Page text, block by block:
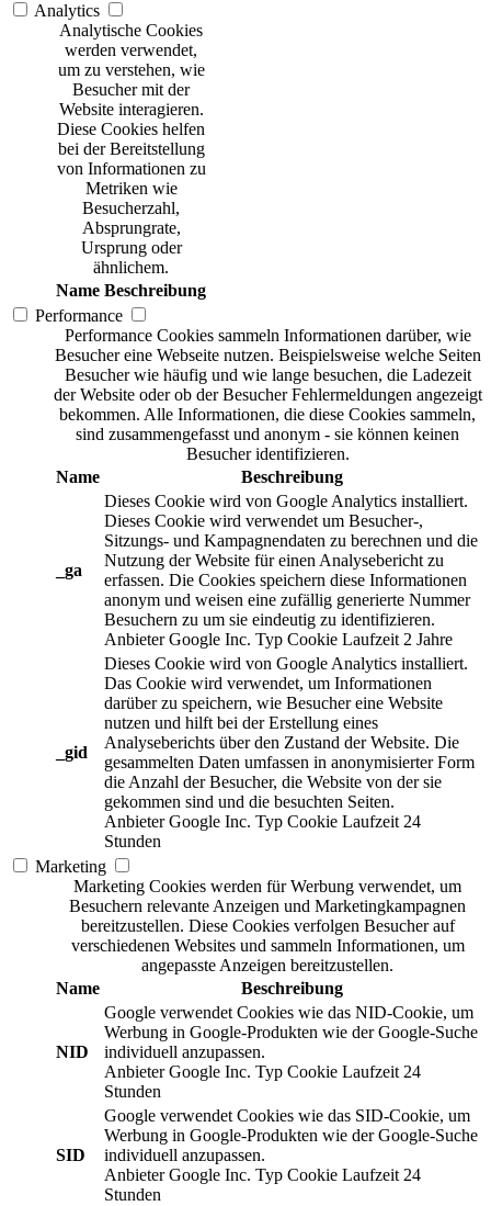
Analytics
Analytische Cookies
werden verwendet,
um zu verstehen, wie
Besucher mit der
Website interagieren.
Diese Cookies helfen
bei der Bereitstellung
von Informationen zu
Metriken wie
Besucherzahl,
Absprungrate,
Ursprung oder
ähnlichem.
Name Beschreibung
Performance
Performance Cookies sammeln Informationen darüber, wie
Besucher eine Webseite nutzen. Beispielsweise welche Seiten
Besucher wie häufig und wie lange besuchen, die Ladezeit
der Website oder ob der Besucher Fehlermeldungen angezeigt
bekommen. Alle Informationen, die diese Cookies sammeln,
sind zusammengefasst und anonym - sie können keinen
Besucher identifizieren.
Name
Beschreibung
_ga
Dieses Cookie wird von Google Analytics installiert.
Dieses Cookie wird verwendet um Besucher-,
Sitzungs- und Kampagnendaten zu berechnen und die
Nutzung der Website für einen Analysebericht zu
erfassen. Die Cookies speichern diese Informationen
anonym und weisen eine zufällig generierte Nummer
Besuchern zu um sie eindeutig zu identifizieren.
Anbieter Google Inc. Typ Cookie Laufzeit 2 Jahre
_gid
Dieses Cookie wird von Google Analytics installiert.
Das Cookie wird verwendet, um Informationen
darüber zu speichern, wie Besucher eine Website
nutzen und hilft bei der Erstellung eines
Analyseberichts über den Zustand der Website. Die
gesammelten Daten umfassen in anonymisierter Form
die Anzahl der Besucher, die Website von der sie
gekommen sind und die besuchten Seiten.
Anbieter Google Inc. Typ Cookie Laufzeit 24
Stunden
Marketing
Marketing Cookies werden für Werbung verwendet, um
Besuchern relevante Anzeigen und Marketingkampagnen
bereitzustellen. Diese Cookies verfolgen Besucher auf
verschiedenen Websites und sammeln Informationen, um
angepasste Anzeigen bereitzustellen.
Name
Beschreibung
NID
Google verwendet Cookies wie das NID-Cookie, um
Werbung in Google-Produkten wie der Google-Suche
individuell anzupassen.
Anbieter Google Inc. Typ Cookie Laufzeit 24
Stunden
SID
Google verwendet Cookies wie das SID-Cookie, um
Werbung in Google-Produkten wie der Google-Suche
individuell anzupassen.
Anbieter Google Inc. Typ Cookie Laufzeit 24
Stunden